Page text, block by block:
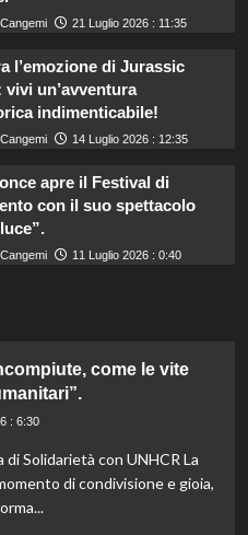
21 Luglio 2026 : 11:35
l’emozione di Jurassic
vivi un’avventura
indimenticabile!
14 Luglio 2026 : 12:35
apre il Festival di
con il suo spettacolo
11 Luglio 2026 : 0:40
come le vite
: 6:30
Solidarietà con UNHCR La
di condivisione e gioia,